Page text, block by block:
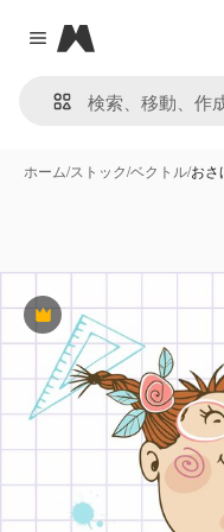
Close menu
Magnific
ホーム/ストック/ベクトル/おさ
Premium